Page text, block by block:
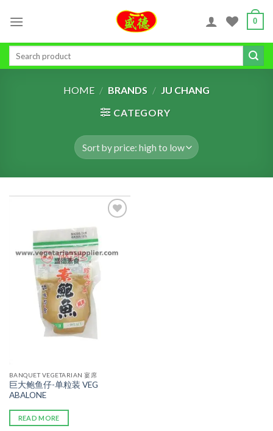
0
Search
HOME / BRANDS / JU CHANG
CATEGORY
ADD TO
WISHLIST
BANQUET VEGETARIAN 宴席
巨大鲍鱼仔-单粒装 VEG
ABALONE
READ MORE